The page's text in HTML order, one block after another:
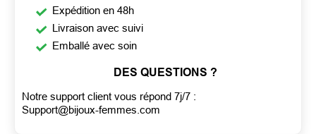
Expédition en 48h
Livraison avec suivi
Emballé avec soin
DES QUESTIONS ?
Notre support client vous répond 7j/7 :
Support@bijoux-femmes.com